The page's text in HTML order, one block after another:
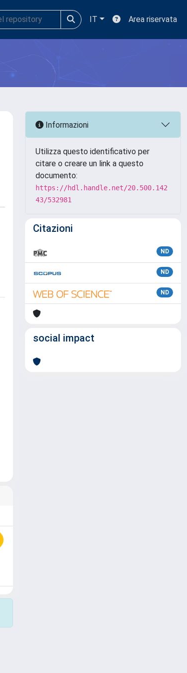
IT Area riservata
Informazioni
Utilizza questo identificativo per
citare o creare un link a questo
documento:
https://hdl.handle.net/20.500.142
43/532981
Citazioni
ND
ND
ND
social impact